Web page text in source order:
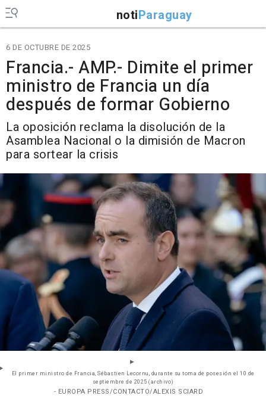
notiParaguay
6 DE OCTUBRE DE 2025
Francia.- AMP.- Dimite el primer
ministro de Francia un día
después de formar Gobierno
La oposición reclama la disolución de la
Asamblea Nacional o la dimisión de Macron
para sortear la crisis
El primer ministro de Francia, Sébastien Lecornu, durante su toma de posesión el 10 de
septiembre de 2025 (archivo)
- EUROPA PRESS/CONTACTO/ALEXIS SCIARD